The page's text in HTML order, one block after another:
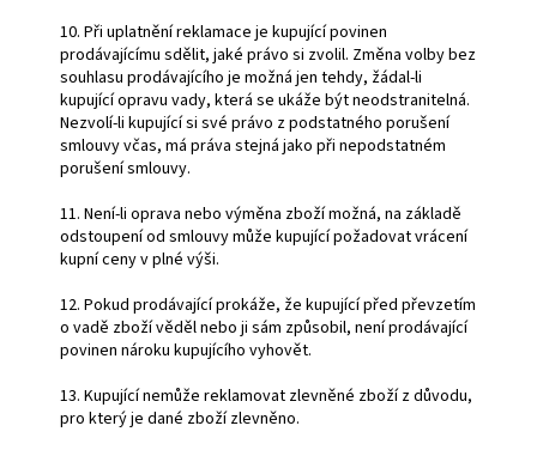
10. Při uplatnění reklamace je kupující povinen
prodávajícímu sdělit, jaké právo si zvolil. Změna volby bez
souhlasu prodávajícího je možná jen tehdy, žádal-li
kupující opravu vady, která se ukáže být neodstranitelná.
Nezvolí-li kupující si své právo z podstatného porušení
smlouvy včas, má práva stejná jako při nepodstatném
porušení smlouvy.
11. Není-li oprava nebo výměna zboží možná, na základě
odstoupení od smlouvy může kupující požadovat vrácení
kupní ceny v plné výši.
12. Pokud prodávající prokáže, že kupující před převzetím
o vadě zboží věděl nebo ji sám způsobil, není prodávající
povinen nároku kupujícího vyhovět.
13. Kupující nemůže reklamovat zlevněné zboží z důvodu,
pro který je dané zboží zlevněno.